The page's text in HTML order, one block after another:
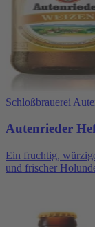
Schloßbrauerei
Autenrieder
Ein fruchtig,
und frischer